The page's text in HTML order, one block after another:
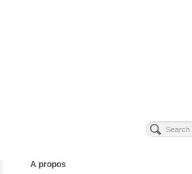
A propos